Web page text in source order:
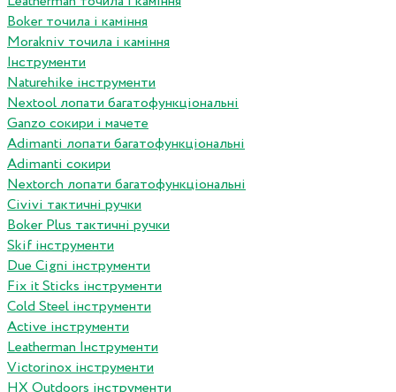
Boker точила і каміння
Morakniv точила і каміння
Інструменти
Naturehike інструменти
Nextool лопати багатофункціональні
Ganzo сокири і мачете
Adimanti лопати багатофункціональні
Adimanti сокири
Nextorch лопати багатофункціональні
Сivivi тактичні ручки
Boker Plus тактичні ручки
Skif інструменти
Due Cigni інструменти
Fix it Sticks інструменти
Сold Steel інструменти
Active інструменти
Leatherman Інструменти
Victorinox інструменти